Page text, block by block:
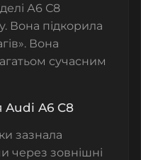
А6 С8
Вона підкорила
Вона
сучасним
A6 C8
зазнала
через зовнішні